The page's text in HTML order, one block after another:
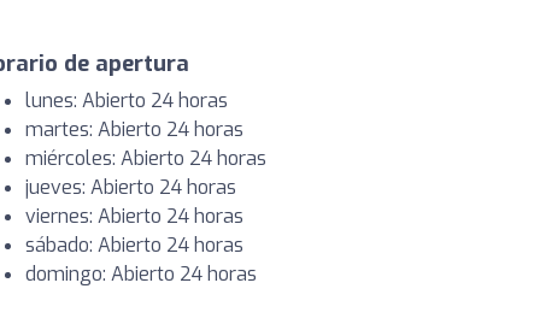
de apertura
lunes: Abierto 24 horas
martes: Abierto 24 horas
miércoles: Abierto 24 horas
jueves: Abierto 24 horas
viernes: Abierto 24 horas
sábado: Abierto 24 horas
domingo: Abierto 24 horas